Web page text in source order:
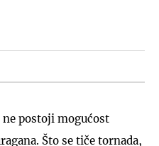
postoji mogućost
Što se tiče tornada,